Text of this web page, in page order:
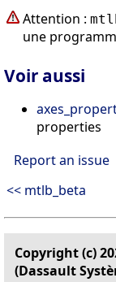
Attention :
une
Voir aussi
properties
Report an issue
<< mtlb_beta
Copyright (c)
(Dassault